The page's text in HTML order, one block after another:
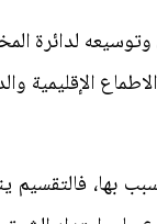
لدائرة
الإقليمية
بها، فالتقسيم